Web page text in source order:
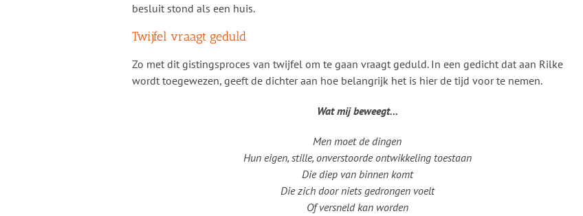
besluit stond als een huis.
Twijfel vraagt geduld
Zo met dit gistingsproces van twijfel om te gaan vraagt geduld. In een gedicht dat aan Rilke
wordt toegewezen, geeft de dichter aan hoe belangrijk het is hier de tijd voor te nemen.
Wat mij beweegt…
Men moet de dingen
Hun eigen, stille, onverstoorde ontwikkeling toestaan
Die diep van binnen komt
Die zich door niets gedrongen voelt
Of versneld kan worden